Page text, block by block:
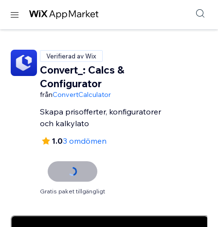
Verifierad av Wix
Convert_: Calcs &
Configurator
frånConvertCalculator
Skapa prisofferter, konfiguratorer
och kalkylato
1.03 omdömen
Gratis paket tillgängligt